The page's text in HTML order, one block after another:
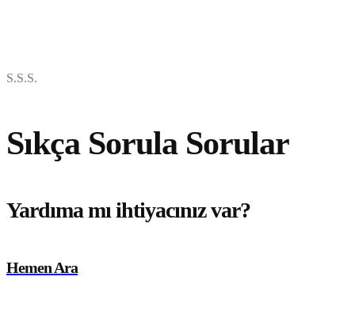
S.S.S.
Sıkça Sorula Sorular
Yardıma mı ihtiyacınız var?
Hemen Ara